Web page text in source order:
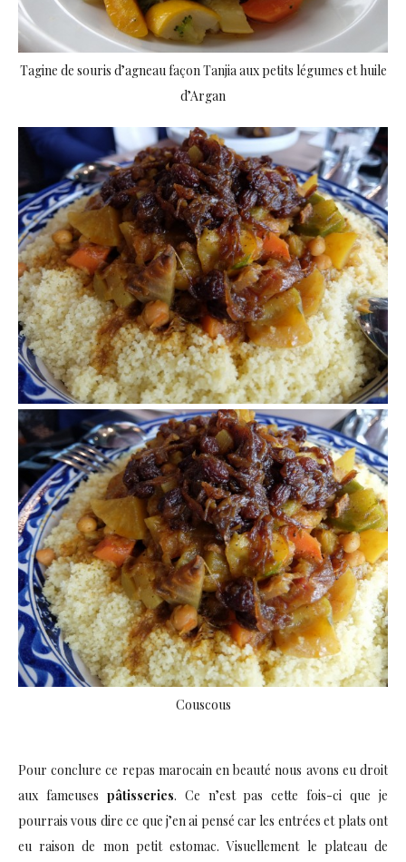
Tagine de souris d’agneau façon Tanjia aux petits légumes et huile
d’Argan
Couscous
Pour conclure ce repas marocain en beauté nous avons eu droit
aux fameuses pâtisseries. Ce n’est pas cette fois-ci que je
pourrais vous dire ce que j’en ai pensé car les entrées et plats ont
eu raison de mon petit estomac. Visuellement le plateau de